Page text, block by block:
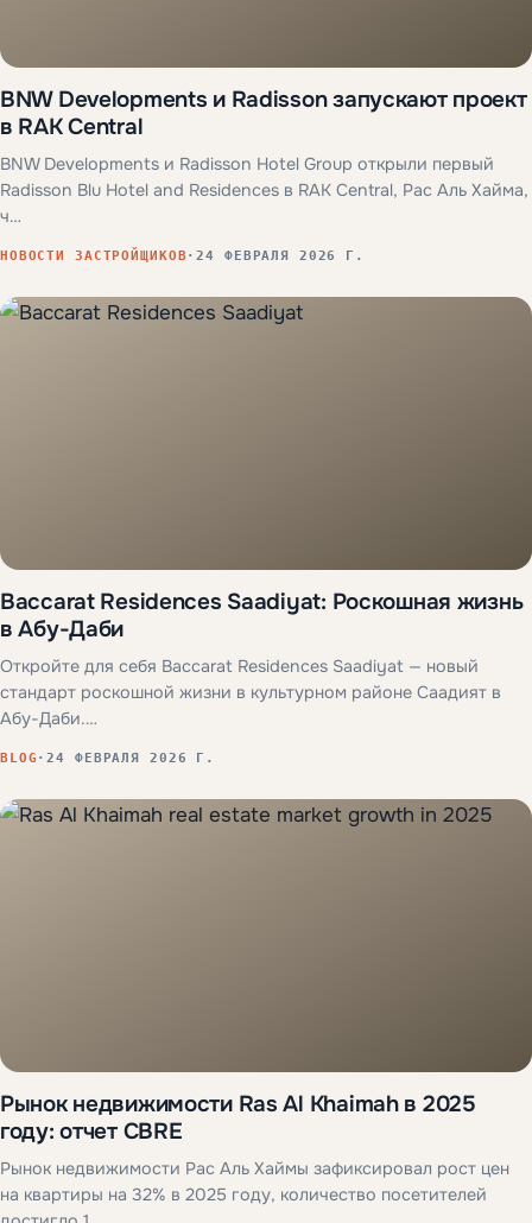
BNW Developments и Radisson запускают проект
в RAK Central
BNW Developments и Radisson Hotel Group открыли первый
Radisson Blu Hotel and Residences в RAK Central, Рас Аль Хайма,
ч…
НОВОСТИ ЗАСТРОЙЩИКОВ·24 ФЕВРАЛЯ 2026 Г.
Baccarat Residences Saadiyat: Роскошная жизнь
в Абу-Даби
Откройте для себя Baccarat Residences Saadiyat — новый
стандарт роскошной жизни в культурном районе Саадият в
Абу-Даби.…
BLOG ·24 ФЕВРАЛЯ 2026 Г.
Рынок недвижимости Ras Al Khaimah в 2025
году: отчет CBRE
Рынок недвижимости Рас Аль Хаймы зафиксировал рост цен
на квартиры на 32% в 2025 году, количество посетителей